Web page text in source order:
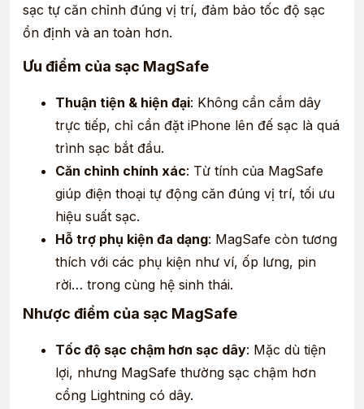
sạc tự căn chỉnh đúng vị trí, đảm bảo tốc độ sạc
ổn định và an toàn hơn.
Ưu điểm của sạc MagSafe
Thuận tiện & hiện đại: Không cần cắm dây
trực tiếp, chỉ cần đặt iPhone lên đế sạc là quá
trình sạc bắt đầu.
Căn chỉnh chính xác: Từ tính của MagSafe
giúp điện thoại tự động căn đúng vị trí, tối ưu
hiệu suất sạc.
Hỗ trợ phụ kiện đa dạng: MagSafe còn tương
thích với các phụ kiện như ví, ốp lưng, pin
rời… trong cùng hệ sinh thái.
Nhược điểm của sạc MagSafe
Tốc độ sạc chậm hơn sạc dây: Mặc dù tiện
lợi, nhưng MagSafe thường sạc chậm hơn
cổng Lightning có dây.